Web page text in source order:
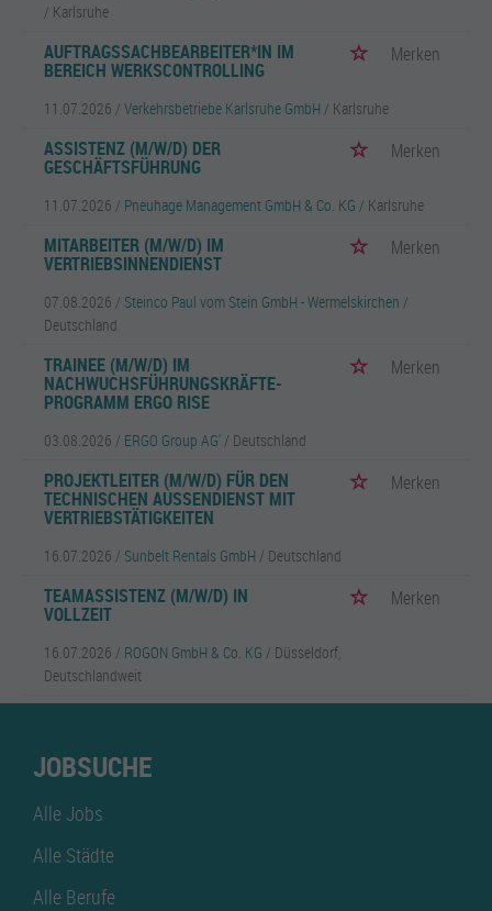
/ Karlsruhe
AUFTRAGSSACHBEARBEITER*IN IM
BEREICH WERKSCONTROLLING
Merken
11.07.2026 / Verkehrsbetriebe Karlsruhe GmbH / Karlsruhe
ASSISTENZ (M/W/D) DER
GESCHÄFTSFÜHRUNG
Merken
11.07.2026 / Pneuhage Management GmbH & Co. KG / Karlsruhe
MITARBEITER (M/W/D) IM
VERTRIEBSINNENDIENST
Merken
07.08.2026 / Steinco Paul vom Stein GmbH - Wermelskirchen /
Deutschland
TRAINEE (M/W/D) IM
NACHWUCHSFÜHRUNGSKRÄFTE-
PROGRAMM ERGO RISE
Merken
03.08.2026 / ERGO Group AG' / Deutschland
PROJEKTLEITER (M/W/D) FÜR DEN
TECHNISCHEN AUSSENDIENST MIT V
ERTRIEBSTÄTIGKEITEN
Merken
16.07.2026 / Sunbelt Rentals GmbH / Deutschland
TEAMASSISTENZ (M/W/D) IN
VOLLZEIT
Merken
16.07.2026 / ROGON GmbH & Co. KG / Düsseldorf,
Deutschlandweit
JOBSUCHE
Alle Jobs
Alle Städte
Alle Berufe